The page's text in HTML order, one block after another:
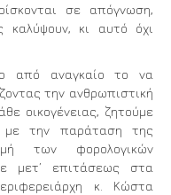
σε απόγνωση,
κι αυτό όχι
από αναγκαίο το να
την ανθρωπιστική
οικογένειας, ζητούμε
με την παράταση της
των φορολογικών
μετ’ επιτάσεως στα
κ. Κώστα